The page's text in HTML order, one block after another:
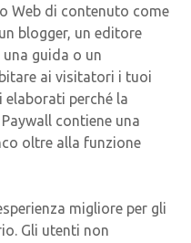
Web di contenuto come
blogger, un editore
guida o un
ai visitatori i tuoi
perché la
contiene una
oltre alla funzione
migliore per gli
Gli utenti non